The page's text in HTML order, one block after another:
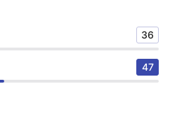
36
47